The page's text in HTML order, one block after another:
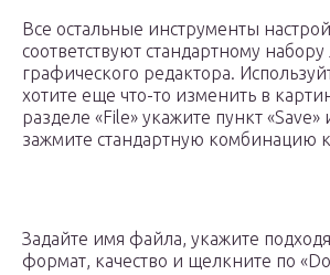
Все остальные инструменты
соответствуют стандартному
графического редактора.
хотите еще что-то изменить в
разделе «File» укажите пункт «Save»
зажмите стандартную комбинацию
Задайте имя файла, укажите
формат, качество и щелкните по